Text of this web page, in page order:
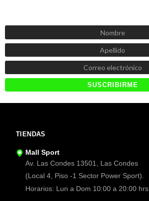
TIENDAS
Mall Sport
Av. Las Condes 13501, Las Condes
(Local 4, Piso -1 Sector Power Sport).
Horarios: Lun a Dom 10:00 a 20:00 hrs.